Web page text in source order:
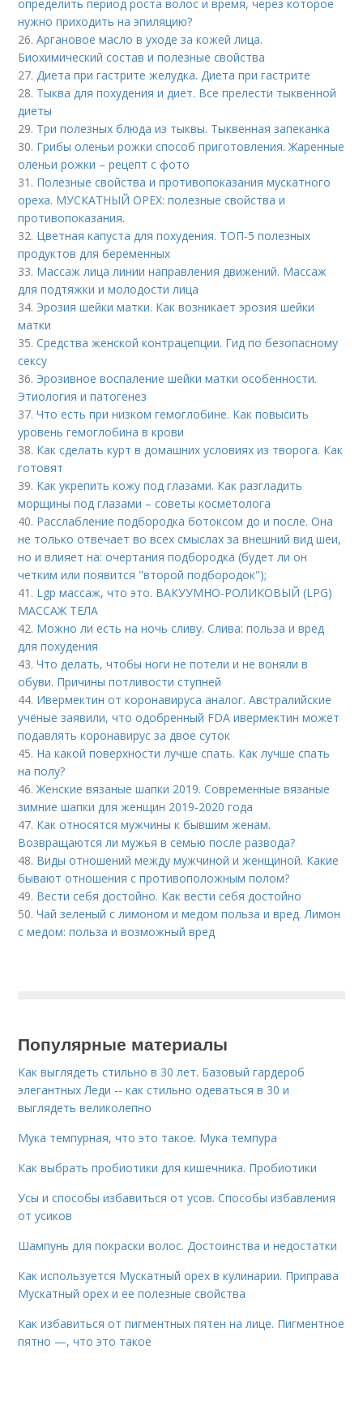
определить период роста волос и время, через которое
нужно приходить на эпиляцию?
26.Аргановое масло в уходе за кожей лица.
Биохимический состав и полезные свойства
27.Диета при гастрите желудка. Диета при гастрите
28. Тыква для похудения и диет. Все прелести тыквенной
диеты
29. Три полезных блюда из тыквы. Тыквенная запеканка
30. Грибы оленьи рожки способ приготовления. Жаренные
оленьи рожки – рецепт с фото
31. Полезные свойства и противопоказания мускатного
ореха. МУСКАТНЫЙ ОРЕХ: полезные свойства и
противопоказания.
32. Цветная капуста для похудения. ТОП-5 полезных
продуктов для беременных
33. Массаж лица линии направления движений. Массаж
для подтяжки и молодости лица
34. Эрозия шейки матки. Как возникает эрозия шейки
матки
35.Средства женской контрацепции. Гид по безопасному
сексу
36. Эрозивное воспаление шейки матки особенности.
Этиология и патогенез
37.Что есть при низком гемоглобине. Как повысить
уровень гемоглобина в крови
38. Как сделать курт в домашних условиях из творога. Как
готовят
39. Как укрепить кожу под глазами. Как разгладить
морщины под глазами – советы косметолога
40. Расслабление подбородка ботоксом до и после. Она
не только отвечает во всех смыслах за внешний вид шеи,
но и влияет на: очертания подбородка (будет ли он
четким или появится "второй подбородок");
41. Lgp массаж, что это. ВАКУУМНО-РОЛИКОВЫЙ (LPG)
МАССАЖ ТЕЛА
42. Можно ли есть на ночь сливу. Слива: польза и вред
для похудения
43.Что делать, чтобы ноги не потели и не воняли в
обуви. Причины потливости ступней
44. Ивермектин от коронавируса аналог. Австралийские
учёные заявили, что одобренный FDA ивермектин может
подавлять коронавирус за двое суток
45. На какой поверхности лучше спать. Как лучше спать
на полу?
46.Женские вязаные шапки 2019. Современные вязаные
зимние шапки для женщин 2019-2020 года
47. Как относятся мужчины к бывшим женам.
Возвращаются ли мужья в семью после развода?
48. Виды отношений между мужчиной и женщиной. Какие
бывают отношения с противоположным полом?
49. Вести себя достойно. Как вести себя достойно
50.Чай зеленый с лимоном и медом польза и вред. Лимон
с медом: польза и возможный вред
Популярные материалы
Как выглядеть стильно в 30 лет. Базовый гардероб
элегантных Леди -- как стильно одеваться в 30 и
выглядеть великолепно
Мука темпурная, что это такое. Мука темпура
Как выбрать пробиотики для кишечника. Пробиотики
Усы и способы избавиться от усов. Способы избавления
от усиков
Шампунь для покраски волос. Достоинства и недостатки
Как используется Мускатный орех в кулинарии. Приправа
Мускатный орех и ее полезные свойства
Как избавиться от пигментных пятен на лице. Пигментное
пятно —, что это такое